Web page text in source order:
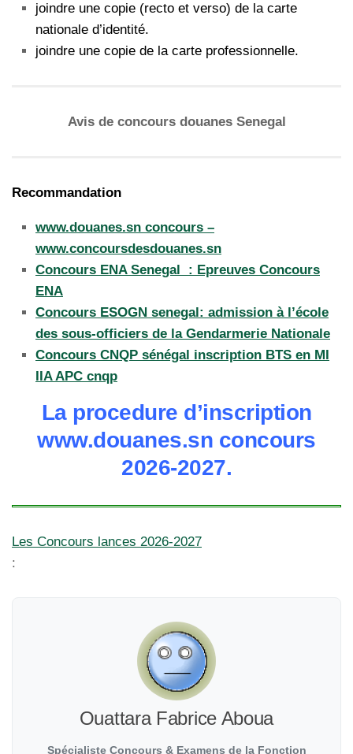
joindre une copie (recto et verso) de la carte
nationale d’identité.
joindre une copie de la carte professionnelle.
Avis de concours douanes Senegal
Recommandation
www.douanes.sn concours –
www.concoursdesdouanes.sn
Concours ENA Senegal : Epreuves Concours
ENA
Concours ESOGN senegal: admission à l’école
des sous-officiers de la Gendarmerie Nationale
Concours CNQP sénégal inscription BTS en MI
IIA APC cnqp
La procedure d’inscription
www.douanes.sn concours
2026-2027.
Les Concours lances 2026-2027
:
Ouattara Fabrice Aboua
Spécialiste Concours & Examens de la Fonction